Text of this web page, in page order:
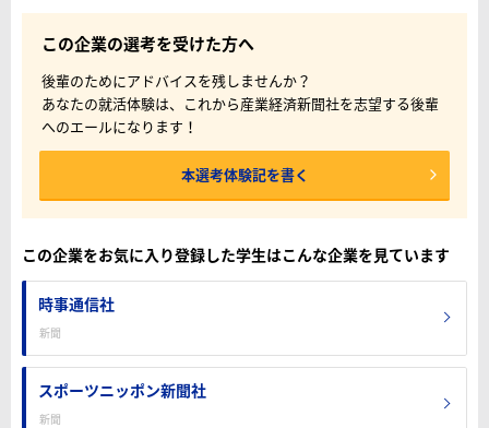
この企業の選考を受けた方へ
後輩のためにアドバイスを残しませんか？
あなたの就活体験は、これから産業経済新聞社を志望する後輩
へのエールになります！
本選考体験記を書く
この企業をお気に入り登録した学生はこんな企業を見ています
時事通信社
新聞
スポーツニッポン新聞社
新聞